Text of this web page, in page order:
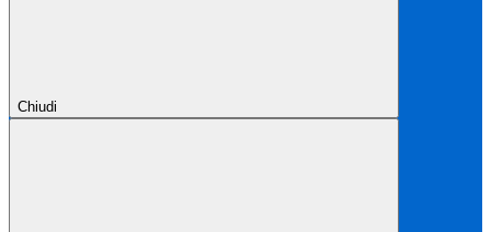
Chiudi